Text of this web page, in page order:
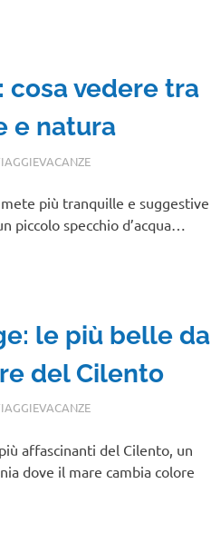
cosa vedere tra
e natura
più tranquille e suggestive
piccolo specchio d’acqua…
le più belle da
del Cilento
affascinanti del Cilento, un
dove il mare cambia colore